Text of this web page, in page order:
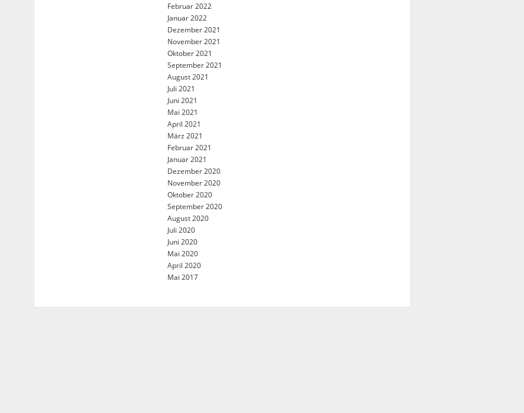
Februar 2022
Januar 2022
Dezember 2021
November 2021
Oktober 2021
September 2021
August 2021
Juli 2021
Juni 2021
Mai 2021
April 2021
März 2021
Februar 2021
Januar 2021
Dezember 2020
November 2020
Oktober 2020
September 2020
August 2020
Juli 2020
Juni 2020
Mai 2020
April 2020
Mai 2017